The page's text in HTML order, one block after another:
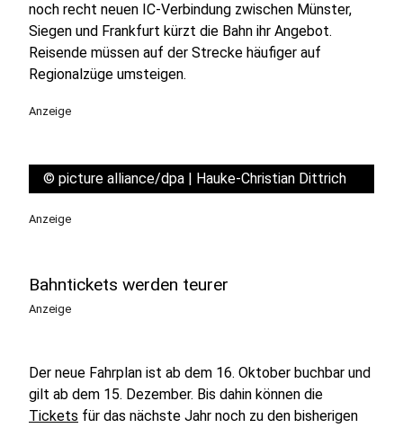
noch recht neuen IC-Verbindung zwischen Münster,
Siegen und Frankfurt kürzt die Bahn ihr Angebot.
Reisende müssen auf der Strecke häufiger auf
Regionalzüge umsteigen.
Anzeige
© picture alliance/dpa | Hauke-Christian Dittrich
Anzeige
Bahntickets werden teurer
Anzeige
Der neue Fahrplan ist ab dem 16. Oktober buchbar und
gilt ab dem 15. Dezember. Bis dahin können die
Tickets für das nächste Jahr noch zu den bisherigen